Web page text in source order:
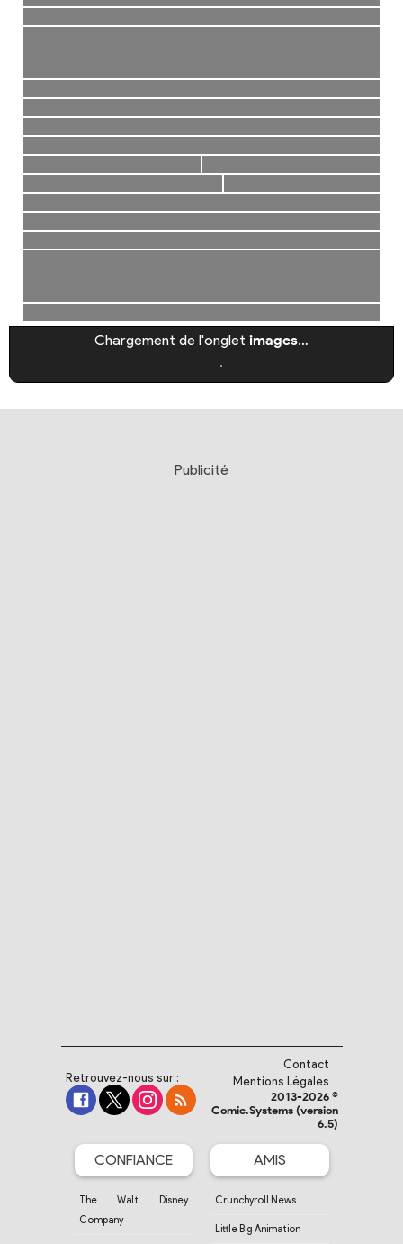
Chargement de l'onglet images…
Publicité
Retrouvez-nous sur :
Contact
Mentions Légales
2013-2026 ©
Comic.Systems (version
6.5)
CONFIANCE
The Walt Disney
Company
AMIS
Crunchyroll News
Little Big Animation